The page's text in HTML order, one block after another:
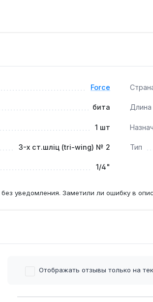
телефонов, ноутбуков,
Гарантия 1 год, доставка по
точное совпадение с винтами
повредить профиль или
Force
бита Длина
1 шт
3-х ст.шліц (tri-wing) № 2 Тип
1/4"
уведомления. Заметили ли ошибку в
Отображать отзывы только на